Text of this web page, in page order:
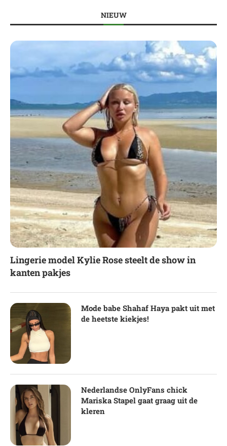
NIEUW
Lingerie model Kylie Rose steelt de show in
kanten pakjes
Mode babe Shahaf Haya pakt uit met
de heetste kiekjes!
Nederlandse OnlyFans chick
Mariska Stapel gaat graag uit de
kleren